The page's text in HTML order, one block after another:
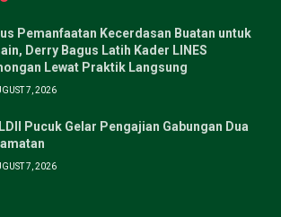
Pemanfaatan Kecerdasan Buatan untuk
Derry Bagus Latih Kader LINES
Lewat Praktik Langsung
7, 2026
Pucuk Gelar Pengajian Gabungan Dua
7, 2026